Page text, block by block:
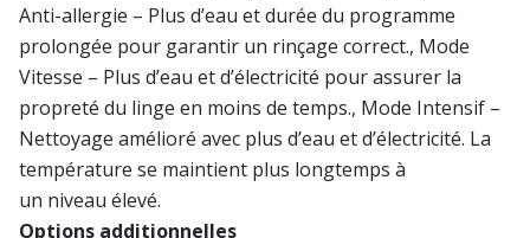
Anti-allergie – Plus d’eau et durée du programme
prolongée pour garantir un rinçage correct., Mode
Vitesse – Plus d’eau et d’électricité pour assurer la
propreté du linge en moins de temps., Mode Intensif –
Nettoyage amélioré avec plus d’eau et d’électricité. La
température se maintient plus longtemps à
un niveau élevé.
Options additionnelles